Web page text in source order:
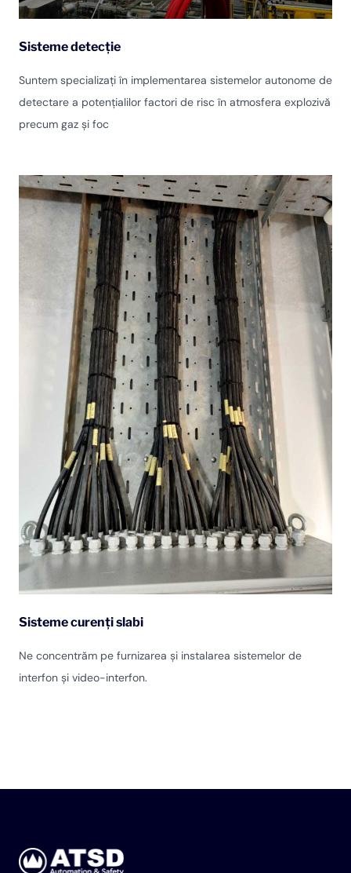
Sisteme detecție
Suntem specializați în implementarea sistemelor autonome de
detectare a potențialilor factori de risc în atmosfera explozivă
precum gaz și foc
Sisteme curenți slabi
Ne concentrăm pe furnizarea și instalarea sistemelor de
interfon și video-interfon.